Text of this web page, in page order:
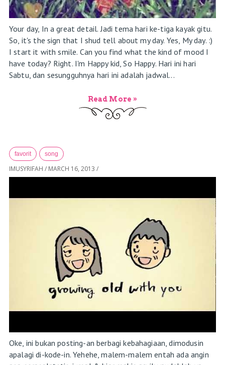
Your day, In a great detail. Jadi tema hari ke-tiga kayak gitu.
So, it's the sign that I shud tell about my day. Yes, My day. :)
I start it with smile. Can you find what the kind of mood I
have today? Right. I'm Happy kid, So Happy. Hari ini hari
Sabtu, dan sesungguhnya hari ini adalah jadwal...
Read More »
favorit song
IMUSYRIFAH / MARCH 16, 2013 /
Oke, ini bukan posting-an berbagi kebahagiaan, dimodusin
apalagi di-kode-in. Yehehe, malem-malem entah ada angin